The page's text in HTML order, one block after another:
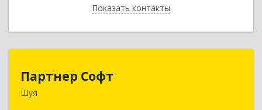
Показать контакты
Назад
Партнер Софт
Шуя155900, Ивановская обл, Шуйский р-н, Шуя г,